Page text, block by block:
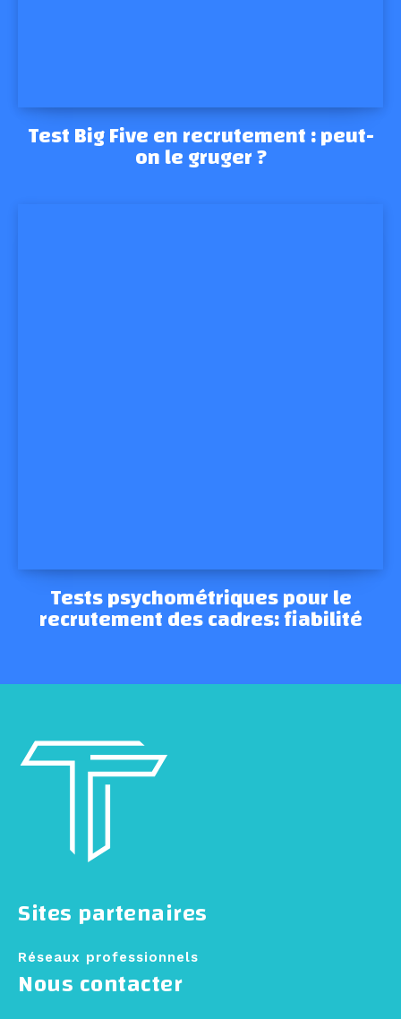
Test Big Five en recrutement : peut-
on le gruger ?
Tests psychométriques pour le
recrutement des cadres: fiabilité
Nous contacter
Sites partenaires
Réseaux professionnels